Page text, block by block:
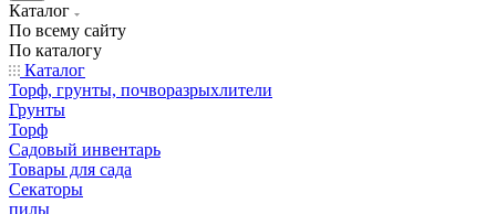
Каталог
По всему сайту
По каталогу
Каталог
Торф, грунты, почворазрыхлители
Грунты
Торф
Садовый инвентарь
Товары для сада
Секаторы
пилы